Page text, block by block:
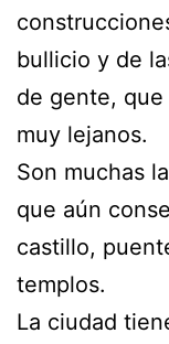
bullicio y de
de gente,
muy lejanos.
Son muchas
que aún
castillo,
templos.
La ciudad